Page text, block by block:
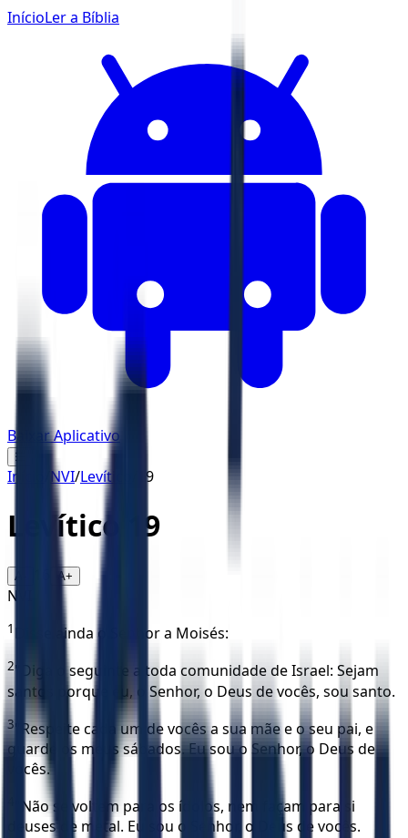
InícioLer a Bíblia
Baixar Aplicativo
☰
Início NVI/Levítico 19
Levítico 19
A- A+
NVI
1 Disse ainda o Senhor a Moisés:
2"Diga o seguinte a toda comunidade de Israel: Sejam
santos porque eu, o Senhor, o Deus de vocês, sou santo.
3 "Respeite cada um de vocês a sua mãe e o seu pai, e
guarde os meus sábados. Eu sou o Senhor, o Deus de
vocês.
"Não se voltem para os ídolos, nem façam para si
deuses de metal. Eu sou o Senhor, o Deus de vocês.